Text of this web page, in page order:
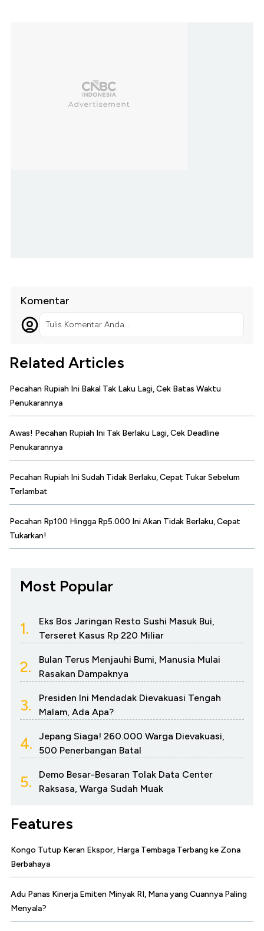
Komentar
Tulis Komentar Anda...
Related Articles
Pecahan Rupiah Ini Bakal Tak Laku Lagi, Cek Batas Waktu
Penukarannya
Awas! Pecahan Rupiah Ini Tak Berlaku Lagi, Cek Deadline
Penukarannya
Pecahan Rupiah Ini Sudah Tidak Berlaku, Cepat Tukar Sebelum
Terlambat
Pecahan Rp100 Hingga Rp5.000 Ini Akan Tidak Berlaku, Cepat
Tukarkan!
Most Popular
1.
Eks Bos Jaringan Resto Sushi Masuk Bui,
Terseret Kasus Rp 220 Miliar
2.
Bulan Terus Menjauhi Bumi, Manusia Mulai
Rasakan Dampaknya
3.
Presiden Ini Mendadak Dievakuasi Tengah
Malam, Ada Apa?
4.
Jepang Siaga! 260.000 Warga Dievakuasi,
500 Penerbangan Batal
5.
Demo Besar-Besaran Tolak Data Center
Raksasa, Warga Sudah Muak
Features
Kongo Tutup Keran Ekspor, Harga Tembaga Terbang ke Zona
Berbahaya
Adu Panas Kinerja Emiten Minyak RI, Mana yang Cuannya Paling
Menyala?